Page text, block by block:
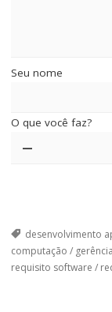
Seu nome
O que você faz?
desenvolvimento
computação /
requisito software /